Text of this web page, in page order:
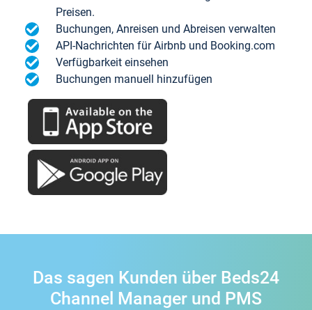
Preisen.
Buchungen, Anreisen und Abreisen verwalten
API-Nachrichten für Airbnb und Booking.com
Verfügbarkeit einsehen
Buchungen manuell hinzufügen
Das sagen Kunden über Beds24
Channel Manager und PMS